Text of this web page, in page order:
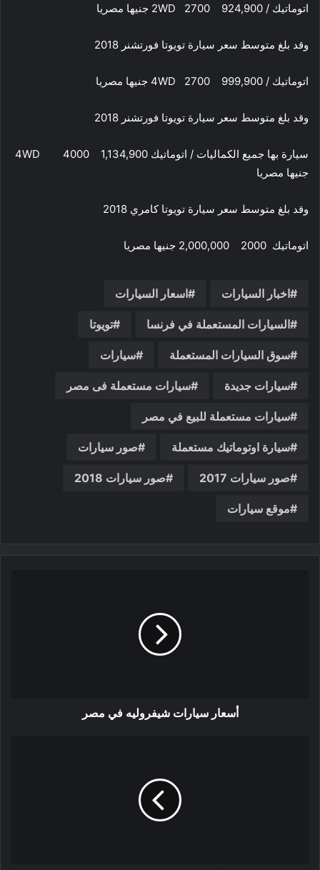
اتوماتيك / 2WD 2700 924,900 جنيها مصريا
وقد بلغ متوسط سعر سيارة تويوتا فورتشنر 2018
اتوماتيك / 4WD 2700 999,900 جنيها مصريا
وقد بلغ متوسط سعر سيارة تويوتا فورتشنر 2018
سيارة بها جميع الكماليات / اتوماتيك 4WD 4000 1,134,900
جنيها مصريا
وقد بلغ متوسط سعر سيارة تويوتا كامري 2018
اتوماتيك 2000 2,000,000 جنيها مصريا
اخبار السيارات اسعار السيارات
السيارات المستعملة في فرنسا تويوتا
سوق السيارات المستعملة سيارات
سيارات جديدة سيارات مستعملة فى مصر
سيارات مستعملة للبيع في مصر
سيارة اوتوماتيك مستعملة صور سيارات
صور سيارات 2017 صور سيارات 2018
موقع سيارات
أسعار سيارات شيفروليه في مصر